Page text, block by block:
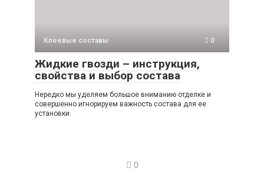
Клеевые составы 0
Жидкие гвозди – инструкция,
свойства и выбор состава
Нередко мы уделяем большое вниманию отделке и
совершенно игнорируем важность состава для ее
установки.
0